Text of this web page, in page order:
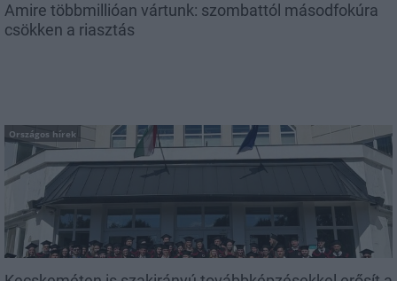
Amire többmillióan vártunk: szombattól másodfokúra
csökken a riasztás
Országos hírek